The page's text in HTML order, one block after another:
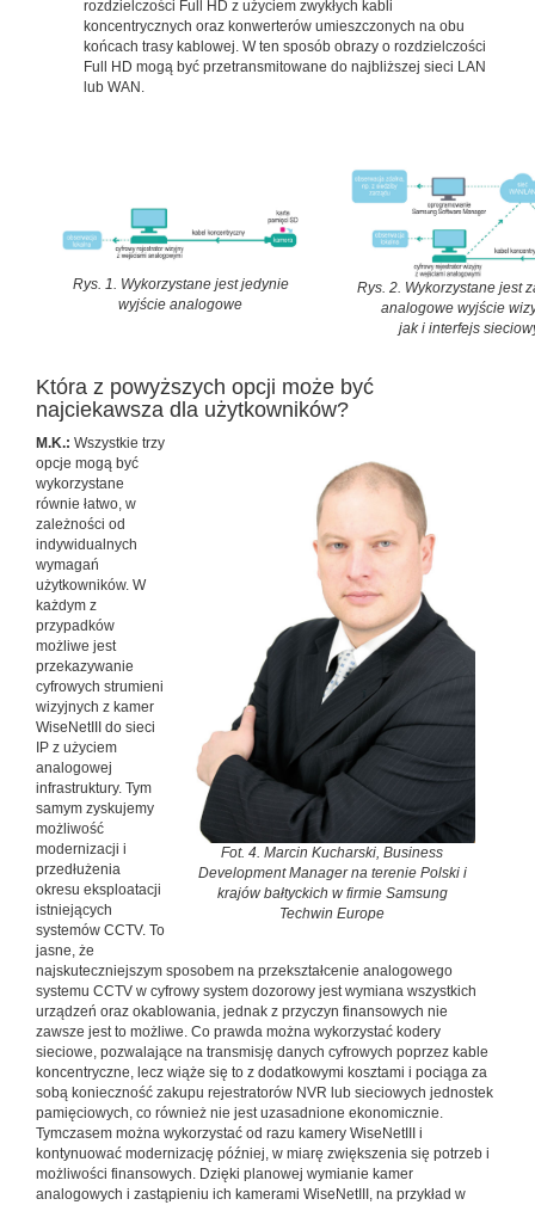
rozdzielczości Full HD z użyciem zwykłych kabli
koncentrycznych oraz konwerterów umieszczonych na obu
końcach trasy kablowej. W ten sposób obrazy o rozdzielczości
Full HD mogą być przetransmitowane do najbliższej sieci LAN
lub WAN.
Rys. 1. Wykorzystane jest jedynie
wyjście analogowe
Rys. 2. Wykorzystane jest
analogowe wyjście
jak i interfejs
Która z powyższych opcji może być
najciekawsza dla użytkowników?
Fot. 4. Marcin Kucharski, Business
Development Manager na terenie Polski i
krajów bałtyckich w firmie Samsung
Techwin Europe
M.K.: Wszystkie trzy
opcje mogą być
wykorzystane
równie łatwo, w
zależności od
indywidualnych
wymagań
użytkowników. W
każdym z
przypadków
możliwe jest
przekazywanie
cyfrowych strumieni
wizyjnych z kamer
WiseNetIII do sieci
IP z użyciem
analogowej
infrastruktury. Tym
samym zyskujemy
możliwość
modernizacji i
przedłużenia
okresu eksploatacji
istniejących
systemów CCTV. To
jasne, że
najskuteczniejszym sposobem na przekształcenie analogowego
systemu CCTV w cyfrowy system dozorowy jest wymiana wszystkich
urządzeń oraz okablowania, jednak z przyczyn finansowych nie
zawsze jest to możliwe. Co prawda można wykorzystać kodery
sieciowe, pozwalające na transmisję danych cyfrowych poprzez kable
koncentryczne, lecz wiąże się to z dodatkowymi kosztami i pociąga za
sobą konieczność zakupu rejestratorów NVR lub sieciowych jednostek
pamięciowych, co również nie jest uzasadnione ekonomicznie.
Tymczasem można wykorzystać od razu kamery WiseNetIII i
kontynuować modernizację później, w miarę zwiększenia się potrzeb i
możliwości finansowych. Dzięki planowej wymianie kamer
analogowych i zastąpieniu ich kamerami WiseNetIII, na przykład w